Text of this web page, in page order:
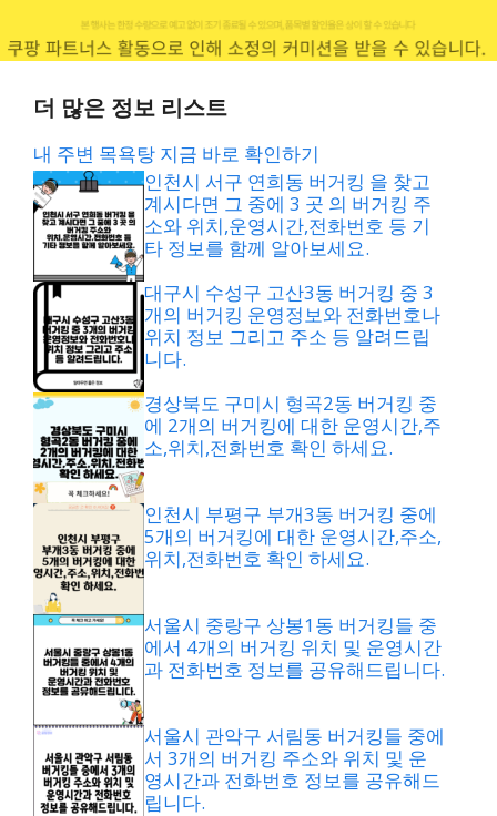
더 많은 정보 리스트
내 주변 목욕탕 지금 바로 확인하기
인천시 서구 연희동 버거킹 을 찾고
계시다면 그 중에 3 곳 의 버거킹 주
소와 위치,운영시간,전화번호 등 기
타 정보를 함께 알아보세요.
대구시 수성구 고산3동 버거킹 중 3
개의 버거킹 운영정보와 전화번호나
위치 정보 그리고 주소 등 알려드립
니다.
경상북도 구미시 형곡2동 버거킹 중
에 2개의 버거킹에 대한 운영시간,주
소,위치,전화번호 확인 하세요.
인천시 부평구 부개3동 버거킹 중에
5개의 버거킹에 대한 운영시간,주소,
위치,전화번호 확인 하세요.
서울시 중랑구 상봉1동 버거킹들 중
에서 4개의 버거킹 위치 및 운영시간
과 전화번호 정보를 공유해드립니다.
서울시 관악구 서림동 버거킹들 중에
서 3개의 버거킹 주소와 위치 및 운
영시간과 전화번호 정보를 공유해드
립니다.